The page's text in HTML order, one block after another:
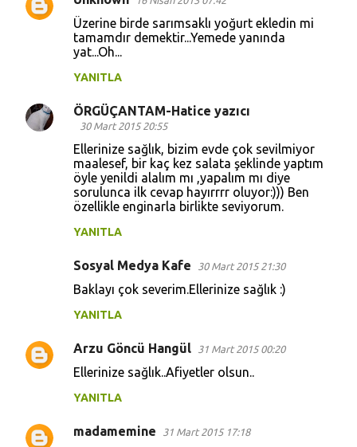
Y
l
Üzerine birde sarımsaklı yoğurt ekledin mi
tamamdır demektir...Yemede yanında
yat...Oh...
YANITLA
ÖRGÜÇANTAM-Hatice yazıcı
30 Mart 2015 20:55
Ellerinize sağlık, bizim evde çok sevilmiyor
maalesef, bir kaç kez salata şeklinde yaptım
öyle yenildi alalım mı ,yapalım mı diye
sorulunca ilk cevap hayırrrr oluyor:))) Ben
özellikle enginarla birlikte seviyorum.
YANITLA
Sosyal Medya Kafe 30 Mart 2015 21:30
Baklayı çok severim.Ellerinize sağlık :)
YANITLA
Arzu Göncü Hangül 31 Mart 2015 00:20
Ellerinize sağlık..Afiyetler olsun..
YANITLA
madamemine 31 Mart 2015 17:18